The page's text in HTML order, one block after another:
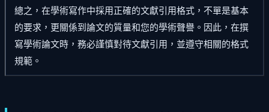
總之，在學術寫作中採用正確的文獻引用格式，不單是基本
的要求，更關係到論文的質量和您的學術聲譽。因此，在撰
寫學術論文時，務必謹慎對待文獻引用，並遵守相關的格式
規範。